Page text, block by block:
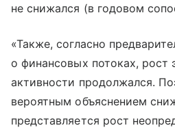
не снижался (в годовом
«Также, согласно
о финансовых потоках, рост
активности продолжался.
вероятным объяснением
представляется рост